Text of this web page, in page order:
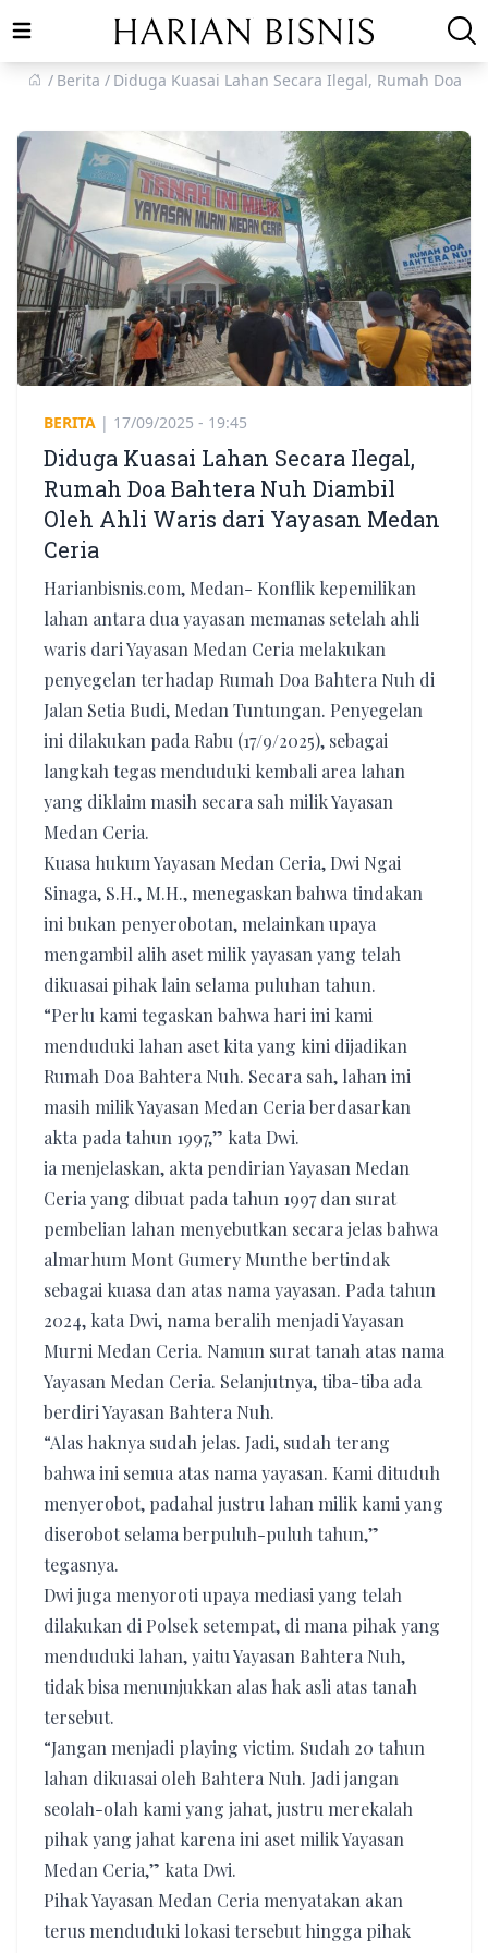
Open main menu
Berita
Diduga Kuasai Lahan Secara Ilegal, Rumah Doa
BERITA | 17/09/2025 - 19:45
Diduga Kuasai Lahan Secara Ilegal,
Rumah Doa Bahtera Nuh Diambil
Oleh Ahli Waris dari Yayasan Medan
Ceria
Harianbisnis.com, Medan- Konflik kepemilikan
lahan antara dua yayasan memanas setelah ahli
waris dari Yayasan Medan Ceria melakukan
penyegelan terhadap Rumah Doa Bahtera Nuh di
Jalan Setia Budi, Medan Tuntungan. Penyegelan
ini dilakukan pada Rabu (17/9/2025), sebagai
langkah tegas menduduki kembali area lahan
yang diklaim masih secara sah milik Yayasan
Medan Ceria.
​Kuasa hukum Yayasan Medan Ceria, Dwi Ngai
Sinaga, S.H., M.H., menegaskan bahwa tindakan
ini bukan penyerobotan, melainkan upaya
mengambil alih aset milik yayasan yang telah
dikuasai pihak lain selama puluhan tahun.
“Perlu kami tegaskan bahwa hari ini kami
menduduki lahan aset kita yang kini dijadikan
Rumah Doa Bahtera Nuh. Secara sah, lahan ini
masih milik Yayasan Medan Ceria berdasarkan
akta pada tahun 1997,” kata Dwi.
​ia menjelaskan, akta pendirian Yayasan Medan
Ceria yang dibuat pada tahun 1997 dan surat
pembelian lahan menyebutkan secara jelas bahwa
almarhum Mont Gumery Munthe bertindak
sebagai kuasa dan atas nama yayasan. Pada tahun
2024, kata Dwi, nama beralih menjadi Yayasan
Murni Medan Ceria. Namun surat tanah atas nama
Yayasan Medan Ceria. Selanjutnya, tiba-tiba ada
berdiri Yayasan Bahtera Nuh.
“Alas haknya sudah jelas. Jadi, sudah terang
bahwa ini semua atas nama yayasan. Kami dituduh
menyerobot, padahal justru lahan milik kami yang
diserobot selama berpuluh-puluh tahun,”
tegasnya.
​Dwi juga menyoroti upaya mediasi yang telah
dilakukan di Polsek setempat, di mana pihak yang
menduduki lahan, yaitu Yayasan Bahtera Nuh,
tidak bisa menunjukkan alas hak asli atas tanah
tersebut.
“Jangan menjadi playing victim. Sudah 20 tahun
lahan dikuasai oleh Bahtera Nuh. Jadi jangan
seolah-olah kami yang jahat, justru merekalah
pihak yang jahat karena ini aset milik Yayasan
Medan Ceria,” kata Dwi.
​Pihak Yayasan Medan Ceria menyatakan akan
terus menduduki lokasi tersebut hingga pihak